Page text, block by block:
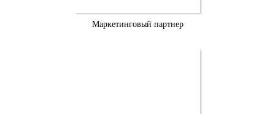
Маркетинговый партнер